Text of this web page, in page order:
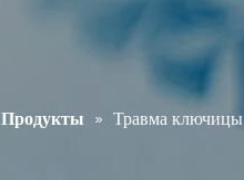
Продукты » Травма ключицы